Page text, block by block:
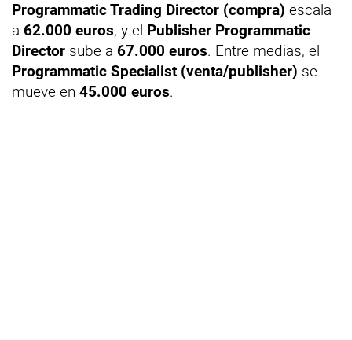
Programmatic Trading Director (compra) escala
a 62.000 euros, y el Publisher Programmatic
Director sube a 67.000 euros. Entre medias, el
Programmatic Specialist (venta/publisher) se
mueve en 45.000 euros.